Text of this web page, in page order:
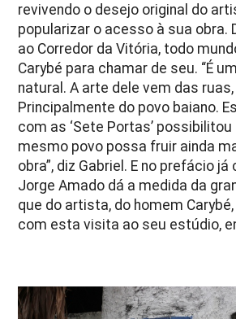
revivendo o desejo original do
popularizar o acesso à sua obra.
ao Corredor da Vitória, todo
Carybé para chamar de seu. “É
natural. A arte dele vem das ruas,
Principalmente do povo baiano.
com as ‘Sete Portas’
mesmo povo possa fruir ainda
obra”, diz Gabriel. E no prefácio
Jorge Amado dá a medida da
que do artista, do homem
com esta visita ao seu estúdio,